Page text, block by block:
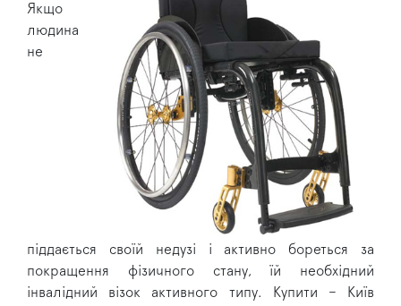
Якщо
людина
не
піддається своїй недузі і активно бореться за
покращення фізичного стану, їй необхідний
інвалідний візок активного типу. Купити – Київ